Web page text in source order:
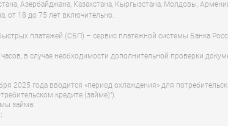
Азербайджана, Казахстана, Кыргызстана, Молдовы,
от 18 до 75 лет включительно.
платежей (СБП) – сервис платёжной системы Банка
в случае необходимости дополнительной проверки
2025 года вводится «период охлаждения» для
кредите (займе)").
займа: